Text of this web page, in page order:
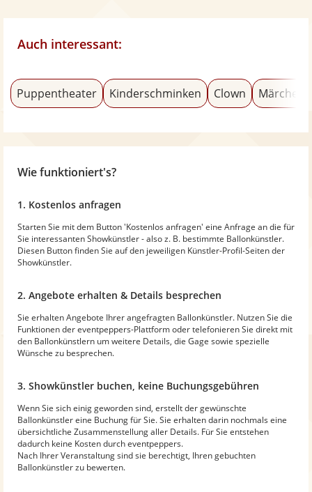
Auch interessant:
Puppentheater Kinderschminken Clown
Wie funktioniert's?
1. Kostenlos anfragen
Starten Sie mit dem Button 'Kostenlos anfragen' eine Anfrage an die für
Sie interessanten Showkünstler - also z. B. bestimmte Ballonkünstler.
Diesen Button finden Sie auf den jeweiligen Künstler-Profil-Seiten der
Showkünstler.
2. Angebote erhalten & Details besprechen
Sie erhalten Angebote Ihrer angefragten Ballonkünstler. Nutzen Sie die
Funktionen der eventpeppers-Plattform oder telefonieren Sie direkt mit
den Ballonkünstlern um weitere Details, die Gage sowie spezielle
Wünsche zu besprechen.
3. Showkünstler buchen, keine Buchungsgebühren
Wenn Sie sich einig geworden sind, erstellt der gewünschte
Ballonkünstler eine Buchung für Sie. Sie erhalten darin nochmals eine
übersichtliche Zusammenstellung aller Details. Für Sie entstehen
dadurch keine Kosten durch eventpeppers.
Nach Ihrer Veranstaltung sind sie berechtigt, Ihren gebuchten
Ballonkünstler zu bewerten.